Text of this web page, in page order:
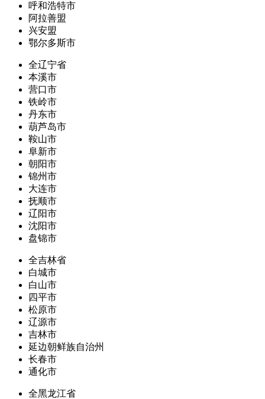
呼和浩特市
阿拉善盟
兴安盟
鄂尔多斯市
全辽宁省
本溪市
营口市
铁岭市
丹东市
葫芦岛市
鞍山市
阜新市
朝阳市
锦州市
大连市
抚顺市
辽阳市
沈阳市
盘锦市
全吉林省
白城市
白山市
四平市
松原市
辽源市
吉林市
延边朝鲜族自治州
长春市
通化市
全黑龙江省